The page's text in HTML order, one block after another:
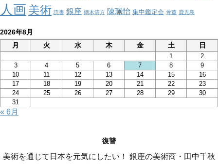
人画 美術 読書 銀座 鏑木清方 陳珮怡 集中鑑定会 骨董 鹿児島
2026年8月
月
火 水 木 金 土 日
1
2
3
4 5 6 7 8
9
10
11 12 13 14 15
16
17
18 19 20 21 22
23
24
25 26 27 28 29
30
31
« 6月
復讐
美術を通じて日本を元気にしたい！ 銀座の美術商・田中千秋